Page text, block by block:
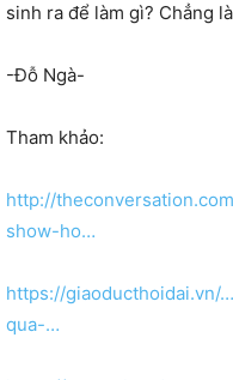
sinh ra để làm gì? Chẳng
-Đỗ Ngà-
Tham khảo:
http://
show-ho…
https://
qua-…